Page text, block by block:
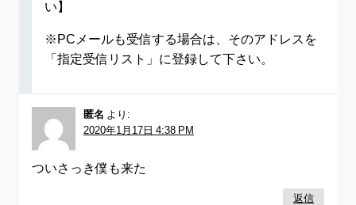
い】
※PCメールも受信する場合は、そのアドレスを
「指定受信リスト」に登録して下さい。
匿名 より:
2020年1月17日 4:38 PM
ついさっき僕も来た
返信